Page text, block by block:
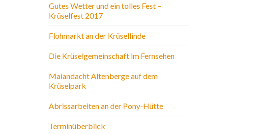
Gutes Wetter und ein tolles Fest –
Krüselfest 2017
Flohmarkt an der Krüsellinde
Die Krüselgemeinschaft im Fernsehen
Maiandacht Altenberge auf dem
Krüselpark
Abrissarbeiten an der Pony-Hütte
Terminüberblick